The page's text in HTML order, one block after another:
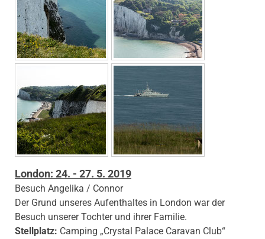
London: 24. - 27. 5. 2019
Besuch Angelika / Connor
Der Grund unseres Aufenthaltes in London war der
Besuch unserer Tochter und ihrer Familie.
Stellplatz: Camping „Crystal Palace Caravan Club“